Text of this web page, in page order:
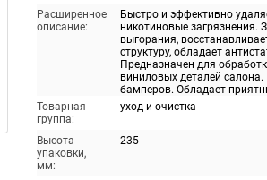
Расширенное
описание:
Быстро и эффективно
никотиновые загрязнения.
выгорания,
структуру, обладает
Предназначен для
виниловых деталей
бамперов. Обладает
Товарная
группа:
уход и очистка
Высота
упаковки,
мм:
235